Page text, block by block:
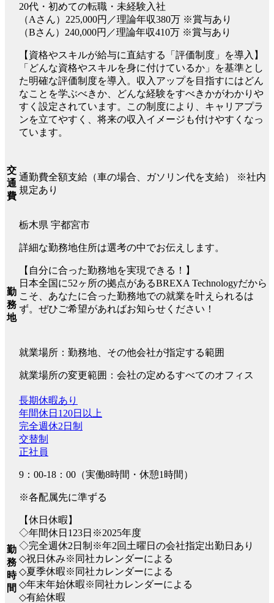
20代・初めての転職・未経験入社
（Aさん）225,000円／理論年収380万 ※賞与あり
（Bさん）240,000円／理論年収410万 ※賞与あり
【資格やスキルが給与に直結する「評価制度」を導入】
「どんな資格やスキルを身に付けているか」を基準とし
た明確な評価制度を導入。収入アップを目指すにはどん
なことを学ぶべきか、どんな経験をすべきかがわかりや
すく設定されています。この制度により、キャリアプラ
ンを立てやすく、将来の収入イメージも付けやすくなっ
ています。
交
通
費
通勤費全額支給（車の場合、ガソリン代を支給） ※社内
規定あり
勤
務
地
栃木県 宇都宮市
詳細な勤務地住所は選考の中でお伝えします。
【自分に合った勤務地を実現できる！】
日本全国に52ヶ所の拠点があるBREXA Technologyだから
こそ、あなたに合った勤務地での就業を叶えられるは
ず。ぜひご希望があればお知らせください！
就業場所：勤務地、その他会社が指定する範囲
就業場所の変更範囲：会社の定めるすべてのオフィス
勤
務
時
間
長期休暇あり
年間休日120日以上
完全週休2日制
交替制
正社員
9：00-18：00（実働8時間・休憩1時間）
※各配属先に準ずる
【休日休暇】
◇年間休日123日※2025年度
◇完全週休2日制※年2回土曜日の会社指定出勤日あり
◇祝日休み※同社カレンダーによる
◇夏季休暇※同社カレンダーによる
◇年末年始休暇※同社カレンダーによる
◇有給休暇